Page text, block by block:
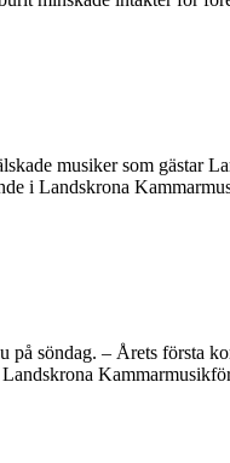
musiker som gästar
i Landskrona
söndag. – Årets första